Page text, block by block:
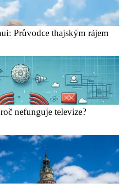
Průvodce thajským rájem
nefunguje televize?